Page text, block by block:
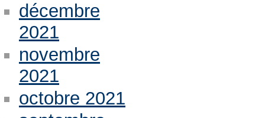
décembre
2021
novembre
2021
octobre 2021